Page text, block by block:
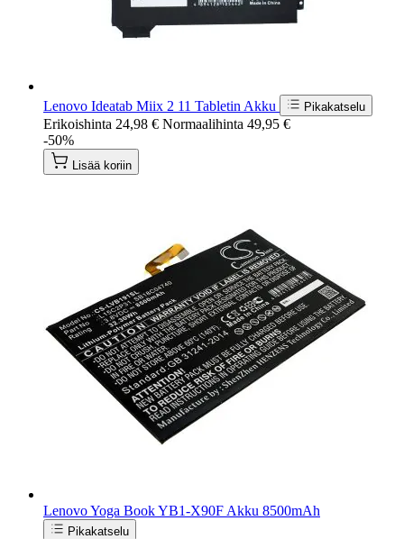
Lenovo Ideatab Miix 2 11 Tabletin Akku Pikakatselu
Erikoishinta 24,98 € Normaalihinta 49,95 €
-50%
Lisää koriin
Lenovo Yoga Book YB1-X90F Akku 8500mAh
Pikakatselu